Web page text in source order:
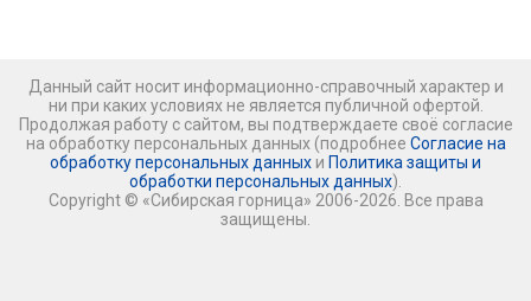
Данный сайт носит информационно-справочный характер и
ни при каких условиях не является публичной офертой.
Продолжая работу с сайтом, вы подтверждаете своё согласие
на обработку персональных данных (подробнее Согласие на
обработку персональных данных и Политика защиты и
обработки персональных данных).
Copyright © «Сибирская горница» 2006-2026. Все права
защищены.